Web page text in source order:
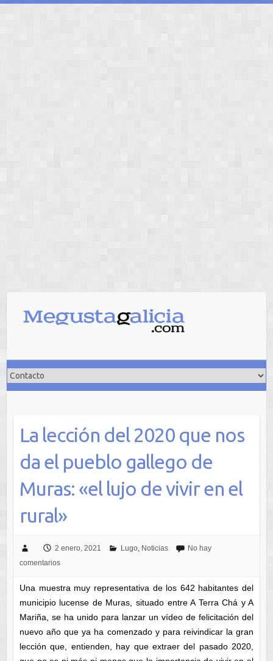
contenido
La lección del 2020 que nos
da el pueblo gallego de
Muras: «el lujo de vivir en el
rural»
2 enero, 2021 Lugo, Noticias
No hay
comentarios
Una muestra muy representativa de los 642 habitantes del
municipio lucense de Muras, situado entre A Terra Chá y A
Mariña, se ha unido para lanzar un vídeo de felicitación del
nuevo año que ya ha comenzado y para reivindicar la gran
lección que, entienden, hay que extraer del pasado 2020,